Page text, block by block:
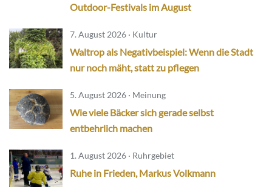
Outdoor-Festivals im August
7. August 2026 · Kultur
Waltrop als Negativbeispiel: Wenn die Stadt
nur noch mäht, statt zu pflegen
5. August 2026 · Meinung
Wie viele Bäcker sich gerade selbst
entbehrlich machen
1. August 2026 · Ruhrgebiet
Ruhe in Frieden, Markus Volkmann